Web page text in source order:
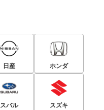
日産 ホンダ
スバル スズキ